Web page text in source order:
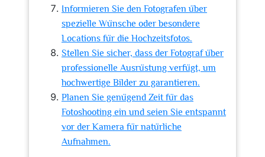
Informieren Sie den Fotografen über
spezielle Wünsche oder besondere
Locations für die Hochzeitsfotos.
Stellen Sie sicher, dass der Fotograf über
professionelle Ausrüstung verfügt, um
hochwertige Bilder zu garantieren.
Planen Sie genügend Zeit für das
Fotoshooting ein und seien Sie entspannt
vor der Kamera für natürliche
Aufnahmen.